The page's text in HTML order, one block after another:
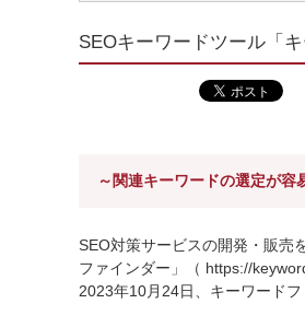
SEOキーワードツール「
～関連キーワードの選定が容
SEO対策サービスの開発・販売
ファインダー」（ https://
2023年10月24日、キーワード